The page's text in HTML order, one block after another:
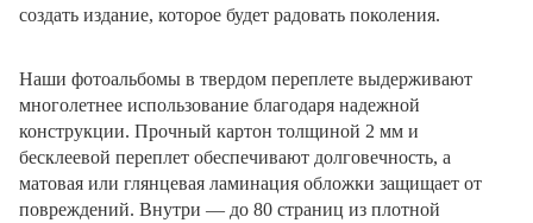
создать издание, которое будет радовать поколения.
Наши фотоальбомы в твердом переплете выдерживают
многолетнее использование благодаря надежной
конструкции. Прочный картон толщиной 2 мм и
бесклеевой переплет обеспечивают долговечность, а
матовая или глянцевая ламинация обложки защищает от
повреждений. Внутри — до 80 страниц из плотной